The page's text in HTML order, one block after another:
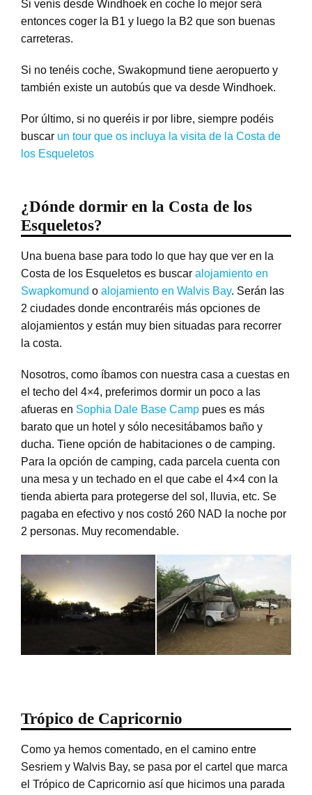
Si venís desde Windhoek en coche lo mejor será
entonces coger la B1 y luego la B2 que son buenas
carreteras.
Si no tenéis coche, Swakopmund tiene aeropuerto y
también existe un autobús que va desde Windhoek.
Por último, si no queréis ir por libre, siempre podéis
buscar un tour que os incluya la visita de la Costa de
los Esqueletos
¿Dónde dormir en la Costa de los
Esqueletos?
Una buena base para todo lo que hay que ver en la
Costa de los Esqueletos es buscar alojamiento en
Swapkomund o alojamiento en Walvis Bay. Serán las
2 ciudades donde encontraréis más opciones de
alojamientos y están muy bien situadas para recorrer
la costa.
Nosotros, como íbamos con nuestra casa a cuestas en
el techo del 4×4, preferimos dormir un poco a las
afueras en Sophia Dale Base Camppues es más
barato que un hotel y sólo necesitábamos baño y
ducha. Tiene opción de habitaciones o de camping.
Para la opción de camping, cada parcela cuenta con
una mesa y un techado en el que cabe el 4×4 con la
tienda abierta para protegerse del sol, lluvia, etc. Se
pagaba en efectivo y nos costó 260 NAD la noche por
2 personas. Muy recomendable.
Trópico de Capricornio
Como ya hemos comentado, en el camino entre
Sesriem y Walvis Bay, se pasa por el cartel que marca
el Trópico de Capricornio así que hicimos una parada